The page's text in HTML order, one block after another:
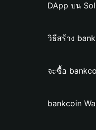
DApp บน
วิธีสร้าง
จะซื้อ
bankcoin